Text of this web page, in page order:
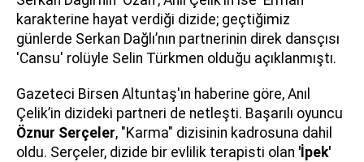
karakterine hayat verdiği dizide; geçtiğimiz
günlerde Serkan Dağlı’nın partnerinin direk dansçısı
'Cansu' rolüyle Selin Türkmen olduğu açıklanmıştı.
Gazeteci Birsen Altuntaş'ın haberine göre, Anıl
Çelik’in dizideki partneri de netleşti. Başarılı oyuncu
Öznur Serçeler, "Karma" dizisinin kadrosuna dahil
oldu. Serçeler, dizide bir evlilik terapisti olan 'İpek'